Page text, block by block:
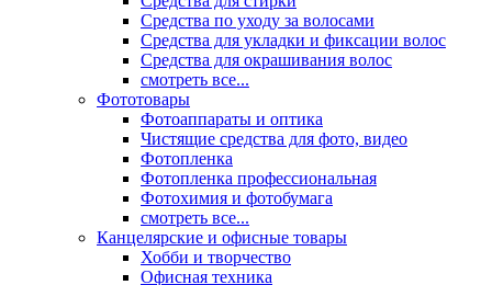
Средства по уходу за волосами
Средства для укладки и фиксации волос
Средства для окрашивания волос
смотреть все...
Фототовары
Фотоаппараты и оптика
Чистящие средства для фото, видео
Фотопленка
Фотопленка профессиональная
Фотохимия и фотобумага
смотреть все...
Канцелярские и офисные товары
Хобби и творчество
Офисная техника